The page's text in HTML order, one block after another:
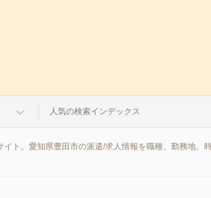
人気の検索インデックス
ト。愛知県豊田市の派遣/求人情報を職種、勤務地、